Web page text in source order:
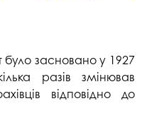
засновано у 1927
разів змінював
відповідно до